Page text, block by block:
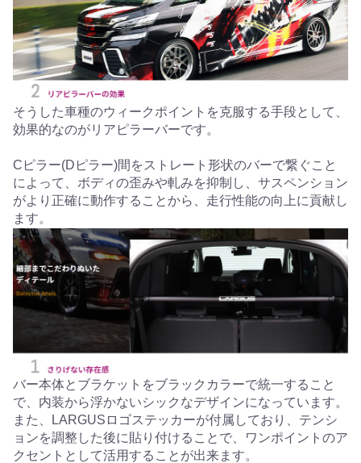
そうした車種のウィークポイントを克服する手段として、
効果的なのがリアピラーバーです。
Cピラー(Dピラー)間をストレート形状のバーで繋ぐこと
によって、ボディの歪みや軋みを抑制し、サスペンション
がより正確に動作することから、走行性能の向上に貢献し
ます。
バー本体とブラケットをブラックカラーで統一すること
で、内装から浮かないシックなデザインになっています。
また、LARGUSロゴステッカーが付属しており、テンシ
ョンを調整した後に貼り付けることで、ワンポイントのア
クセントとして活用することが出来ます。